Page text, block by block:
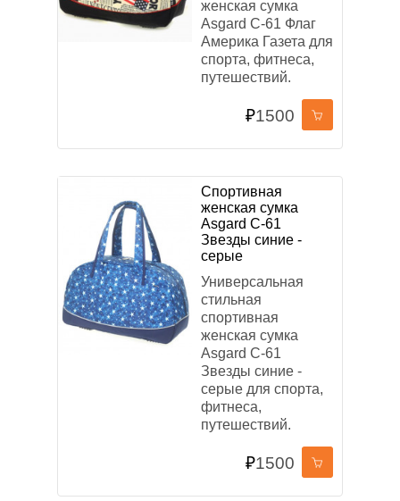
женская сумка
Asgard С-61 Флаг
Америка Газета для
спорта, фитнеса,
путешествий.
₽1500
Спортивная
женская сумка
Asgard С-61
Звезды синие -
серые
Универсальная
стильная
спортивная
женская сумка
Asgard С-61
Звезды синие -
серые для спорта,
фитнеса,
путешествий.
₽1500